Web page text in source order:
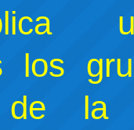
los
de la